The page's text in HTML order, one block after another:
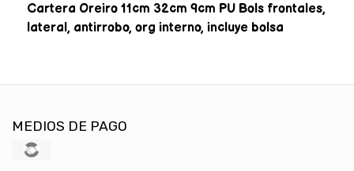
Cartera Oreiro 11cm 32cm 9cm PU Bols frontales,
lateral, antirrobo, org interno, incluye bolsa
MEDIOS DE PAGO